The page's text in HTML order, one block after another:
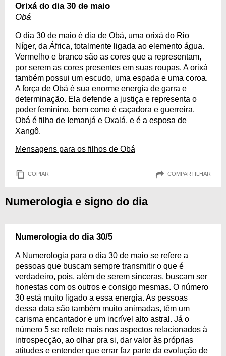
Orixá do dia 30 de maio
Obá
O dia 30 de maio é dia de Obá, uma orixá do Rio
Níger, da África, totalmente ligada ao elemento água.
Vermelho e branco são as cores que a representam,
por serem as cores presentes em suas roupas. A orixá
também possui um escudo, uma espada e uma coroa.
A força de Obá é sua enorme energia de garra e
determinação. Ela defende a justiça e representa o
poder feminino, bem como é caçadora e guerreira.
Obá é filha de Iemanjá e Oxalá, e é a esposa de
Xangô.
Mensagens para os filhos de Obá
COPIAR COMPARTILHAR
Numerologia e signo do dia
Numerologia do dia 30/5
A Numerologia para o dia 30 de maio se refere a
pessoas que buscam sempre transmitir o que é
verdadeiro, pois, além de serem sinceras, buscam ser
honestas com os outros e consigo mesmas. O número
30 está muito ligado a essa energia. As pessoas
dessa data são também muito animadas, têm um
carisma encantador e um incrível alto astral. Já o
número 5 se reflete mais nos aspectos relacionados à
introspecção, ao olhar pra si, dar valor às próprias
atitudes e entender que errar faz parte da evolução de